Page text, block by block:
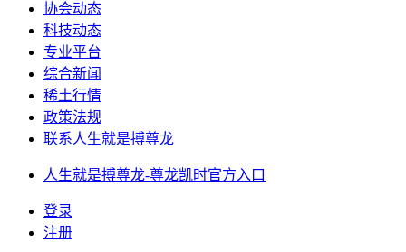
协会动态
科技动态
专业平台
综合新闻
稀土行情
政策法规
联系人生就是搏尊龙
人生就是搏尊龙-尊龙凯时官方入口
登录
注册